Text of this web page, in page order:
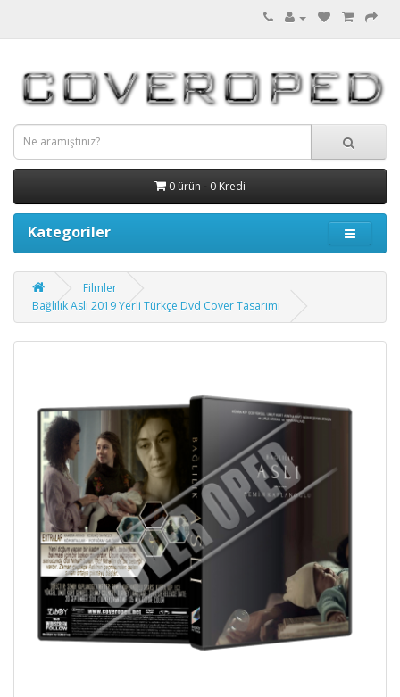
0 ürün - 0 Kredi
Kategoriler
Filmler
Bağlılık Aslı 2019 Yerli Türkçe Dvd Cover Tasarımı